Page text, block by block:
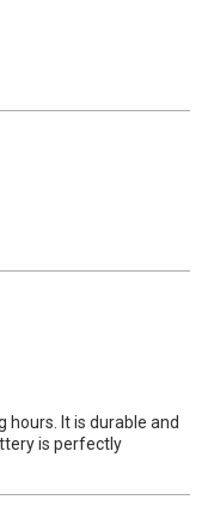
hours. It is durable and
is perfectly